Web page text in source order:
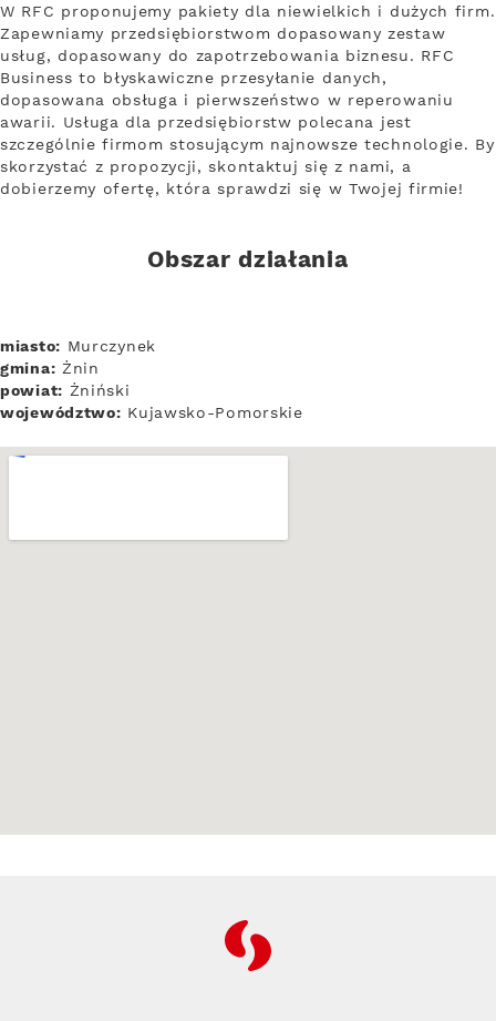
W RFC proponujemy pakiety dla niewielkich i dużych firm.
Zapewniamy przedsiębiorstwom dopasowany zestaw
usług, dopasowany do zapotrzebowania biznesu. RFC
Business to błyskawiczne przesyłanie danych,
dopasowana obsługa i pierwszeństwo w reperowaniu
awarii. Usługa dla przedsiębiorstw polecana jest
szczególnie firmom stosującym najnowsze technologie. By
skorzystać z propozycji, skontaktuj się z nami, a
dobierzemy ofertę, która sprawdzi się w Twojej firmie!
Obszar działania
miasto: Murczynek
gmina: Żnin
powiat: Żniński
województwo: Kujawsko-Pomorskie
RFC